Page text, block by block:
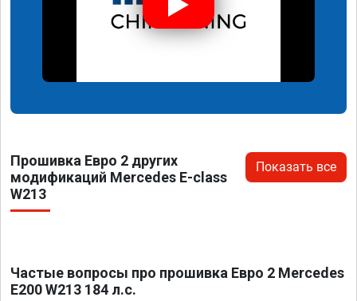
Прошивка Евро 2 других
модификаций Mercedes E-class
W213
Показать все
Частые вопросы про прошивка Евро 2 Mercedes
E200 W213 184 л.с.